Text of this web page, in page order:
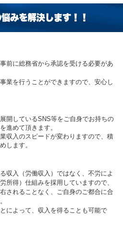
みを解決します！！
前に総務省から承認を受ける必要があ
業を行うことができますので、安心し
開しているSNS等をご自身でお持ちの
進めて頂きます。
収入のスピードが変わりますので、積
します。
収入（労働収入）ではなく、不労によ
所得）仕組みを採用していますので、
されることなく、ご自身のご都合に合
によって、収入を得ることも可能で